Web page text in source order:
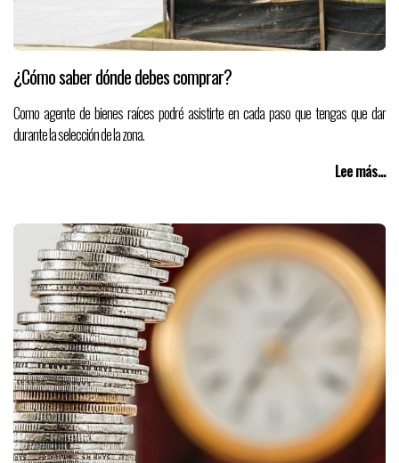
¿Cómo saber dónde debes comprar?
Como agente de bienes raíces podré asistirte en cada paso que tengas que dar
durante la selección de la zona.
Lee más...